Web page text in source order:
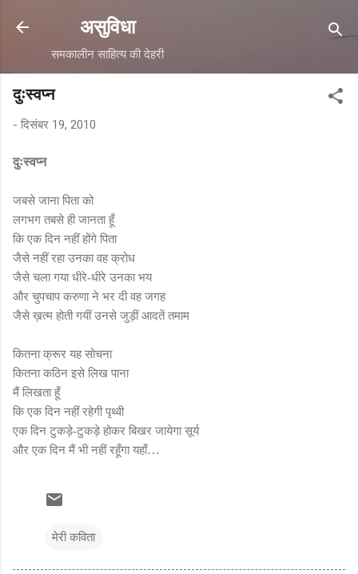
सीधे मुख्य सामग्री पर जाएं
असुविधा
समकालीन साहित्य की देहरी
दुःस्वप्न
- दिसंबर 19, 2010
दुःस्वप्न
जबसे जाना पिता को
लगभग तबसे ही जानता हूँ
कि एक दिन नहीं होंगे पिता
जैसे नहीं रहा उनका वह क्रोध
जैसे चला गया धीरे-धीरे उनका भय
और चुपचाप करुणा ने भर दी वह जगह
जैसे ख़त्म होती गयीं उनसे जुड़ीं आदतें तमाम
कितना क्रूर यह सोचना
कितना कठिन इसे लिख पाना
मैं लिखता हूँ
कि एक दिन नहीं रहेगी पृथ्वी
एक दिन टुकड़े-टुकड़े होकर बिखर जायेगा सूर्य
और एक दिन मैं भी नहीं रहूँगा यहाँ…
मेरी कविता